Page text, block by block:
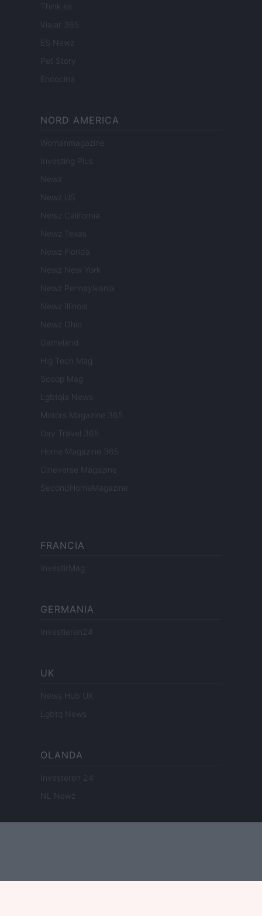
Think.es
Viajar 365
ES Newz
Pet Story
Encocina
NORD AMERICA
Womanmagazine
Investing Plus
Newz
Newz US
Newz California
Newz Texas
Newz Florida
Newz New York
Newz Pennsylvania
Newz Illinois
Newz Ohio
Gameland
Hig Tech Mag
Scoop Mag
Lgbtqia News
Motors Magazine 365
Day Travel 365
Home Magazine 365
Cineverse Magazine
SecondHomeMagazine
FRANCIA
InvestirMag
GERMANIA
Investieren24
UK
News Hub UK
Lgbtq News
OLANDA
Investeren 24
NL Newz